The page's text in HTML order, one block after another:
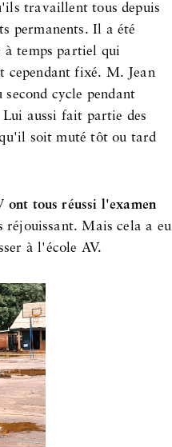
travaillent tous depuis
permanents. Il a été
à temps partiel qui
cependant fixé. M. Jean
cycle pendant
Lui aussi fait partie des
soit muté tôt ou tard
ont tous réussi l'examen
Mais cela a eu
à l'école AV.